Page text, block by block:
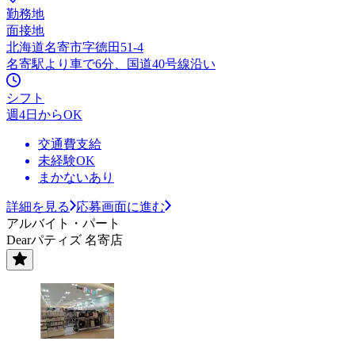
勤務地
面接地
北海道名寄市字徳田51-4
名寄駅より車で6分、国道40号線沿い
シフト
週4日からOK
交通費支給
未経験OK
まかないあり
詳細を見る
応募画面に進む
アルバイト・パート
Dearパティズ 名寄店